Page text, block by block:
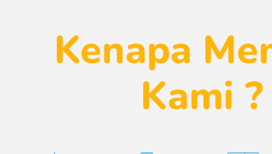
Kenapa
Kami ?